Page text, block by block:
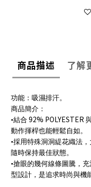
商品描述 了解
功能：吸濕排汗。
商品簡介：
•結合 92% POLYESTER
動作揮桿也能輕鬆自如。
•採用特殊洞洞緹花織法
隨時保持最佳狀態。
•搶眼的幾何線條圖騰，
型設計，是追求時尚與機